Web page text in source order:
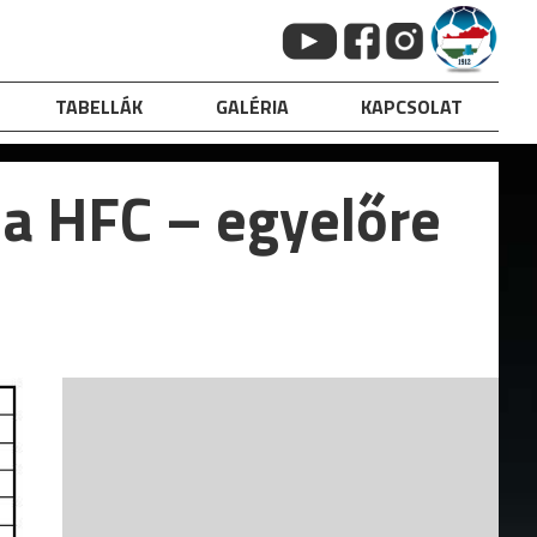
TABELLÁK GALÉRIA KAPCSOLAT
HFC – egyelőre